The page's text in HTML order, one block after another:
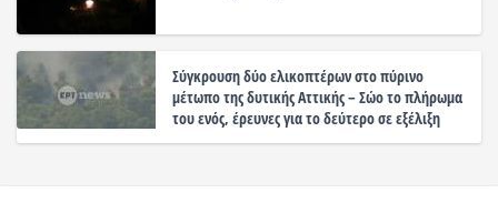
Σύγκρουση δύο ελικοπτέρων στο πύρινο
μέτωπο της δυτικής Αττικής – Σώο το πλήρωμα
του ενός, έρευνες για το δεύτερο σε εξέλιξη